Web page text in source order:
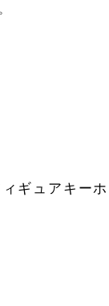
ギュアキーホ